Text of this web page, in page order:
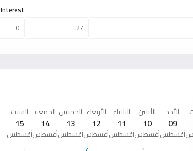
Interest
الأحد
09
أغسطس
الأثنين
10
أغسطس
الثلاثاء
11
أغسطس
الأربعاء
12
أغسطس
الخميس
13
أغسطس
الجمعة
14
أغسطس
السبت
15
أغسطس